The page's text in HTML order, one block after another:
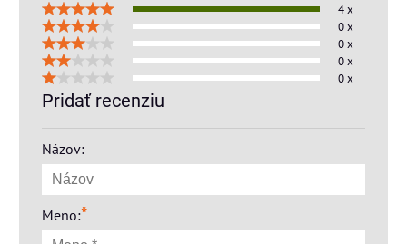
4 x
0 x
0 x
0 x
0 x
Pridať recenziu
Názov:
Meno:*